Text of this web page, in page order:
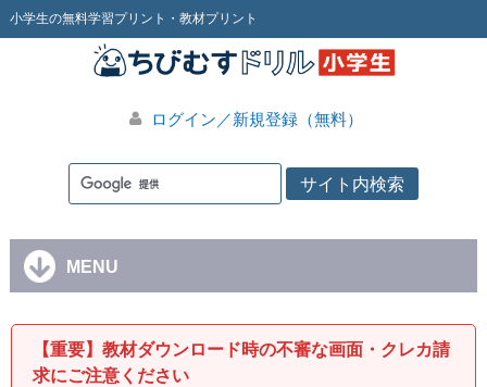
小学生の無料学習プリント・教材プリント
ログイン／新規登録（無料）
MENU
【重要】教材ダウンロード時の不審な画面・クレカ請
求にご注意ください